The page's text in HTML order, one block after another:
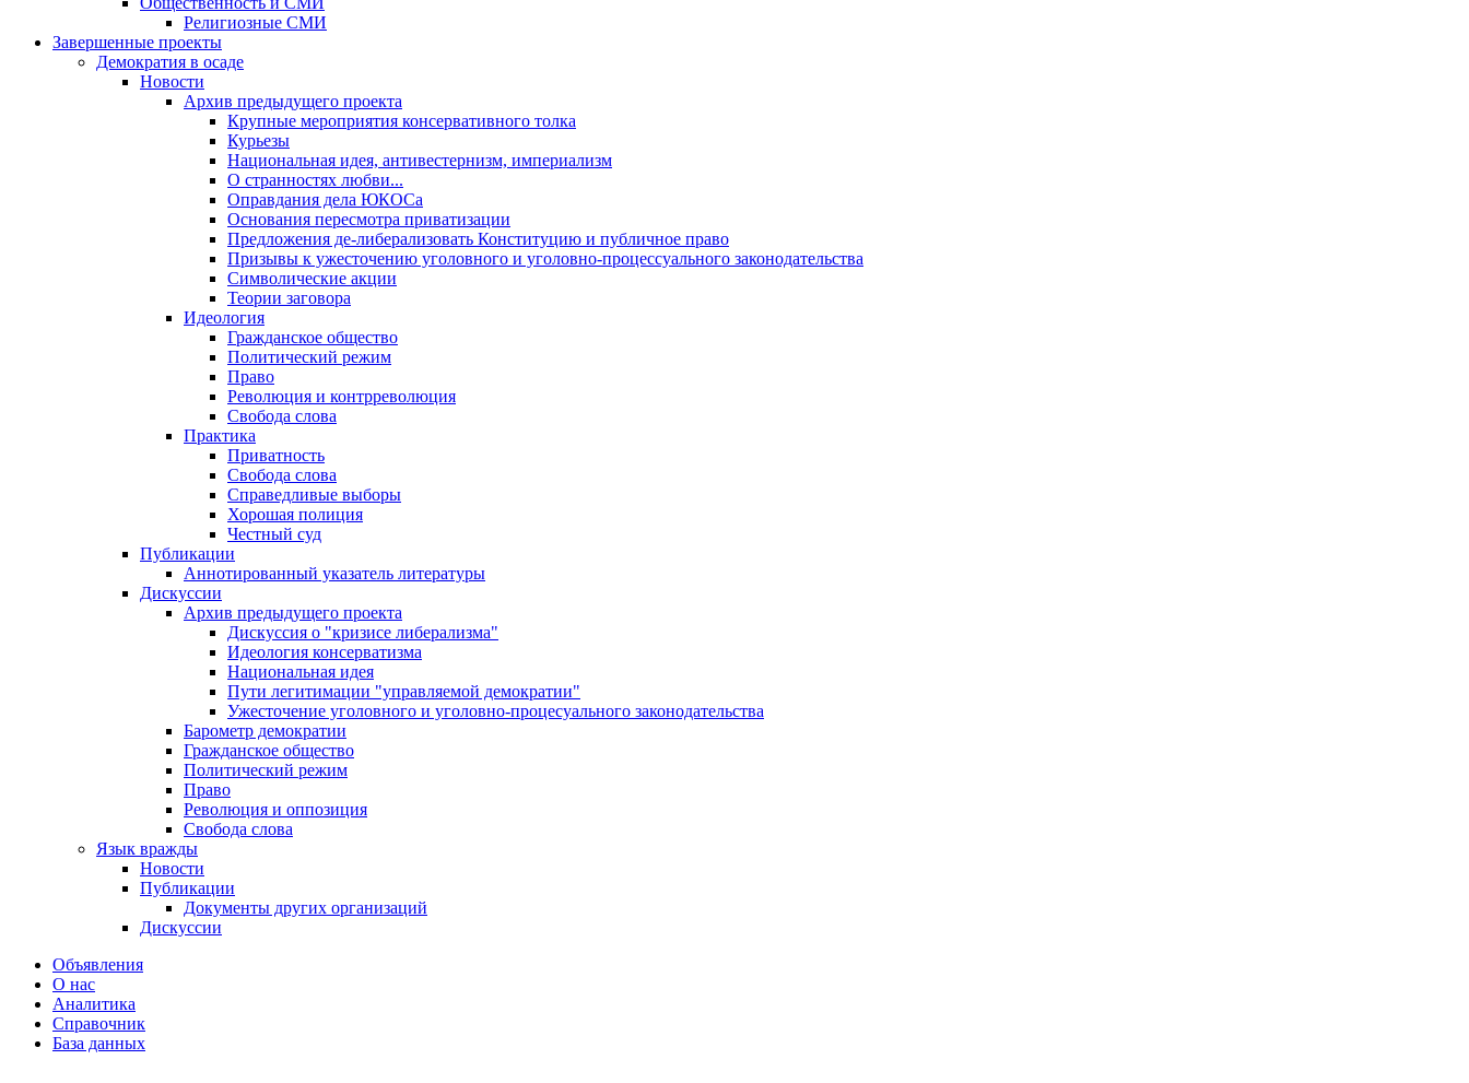
Религиозные СМИ
Завершенные проекты
Демократия в осаде
Новости
Архив предыдущего проекта
Крупные мероприятия консервативного толка
Курьезы
Национальная идея, антивестернизм, империализм
О странностях любви...
Оправдания дела ЮКОСа
Основания пересмотра приватизации
Предложения де-либерализовать Конституцию и публичное право
Призывы к ужесточению уголовного и уголовно-процессуального законодательства
Символические акции
Теории заговора
Идеология
Гражданское общество
Политический режим
Право
Революция и контрреволюция
Свобода слова
Практика
Приватность
Свобода слова
Справедливые выборы
Хорошая полиция
Честный суд
Публикации
Аннотированный указатель литературы
Дискуссии
Архив предыдущего проекта
Дискуссия о "кризисе либерализма"
Идеология консерватизма
Национальная идея
Пути легитимации "управляемой демократии"
Ужесточение уголовного и уголовно-процесуального законодательства
Барометр демократии
Гражданское общество
Политический режим
Право
Революция и оппозиция
Свобода слова
Язык вражды
Новости
Публикации
Документы других организаций
Дискуссии
Объявления
О нас
Аналитика
Справочник
База данных